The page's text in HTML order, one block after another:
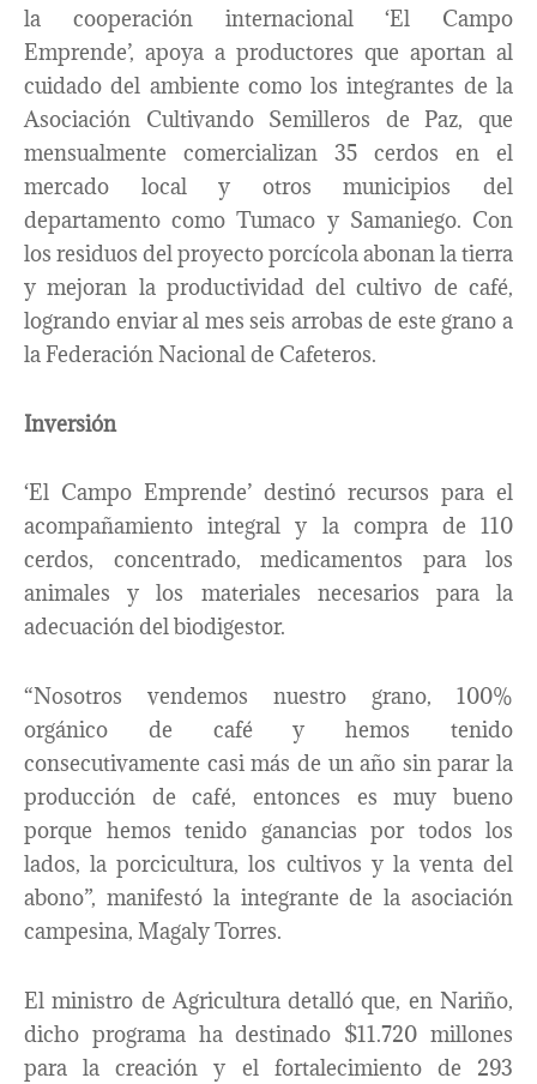
la cooperación internacional ‘El Campo
Emprende’, apoya a productores que aportan al
cuidado del ambiente como los integrantes de la
Asociación Cultivando Semilleros de Paz, que
mensualmente comercializan 35 cerdos en el
mercado local y otros municipios del
departamento como Tumaco y Samaniego. Con
los residuos del proyecto porcícola abonan la tierra
y mejoran la productividad del cultivo de café,
logrando enviar al mes seis arrobas de este grano a
la Federación Nacional de Cafeteros.
Inversión
‘El Campo Emprende’ destinó recursos para el
acompañamiento integral y la compra de 110
cerdos, concentrado, medicamentos para los
animales y los materiales necesarios para la
adecuación del biodigestor.
“Nosotros vendemos nuestro grano, 100%
orgánico de café y hemos tenido
consecutivamente casi más de un año sin parar la
producción de café, entonces es muy bueno
porque hemos tenido ganancias por todos los
lados, la porcicultura, los cultivos y la venta del
abono”, manifestó la integrante de la asociación
campesina, Magaly Torres.
El ministro de Agricultura detalló que, en Nariño,
dicho programa ha destinado $11.720 millones
para la creación y el fortalecimiento de 293